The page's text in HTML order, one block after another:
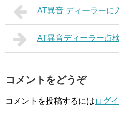
AT異音 ディーラーに
AT異音ディーラー点
コメントをどうぞ
コメントを投稿するには ログ